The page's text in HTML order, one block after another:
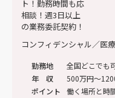
コンフィデンシャル／医
勤務地
全国どこでも
年 収
500万円～
ポイント
働く場所と時